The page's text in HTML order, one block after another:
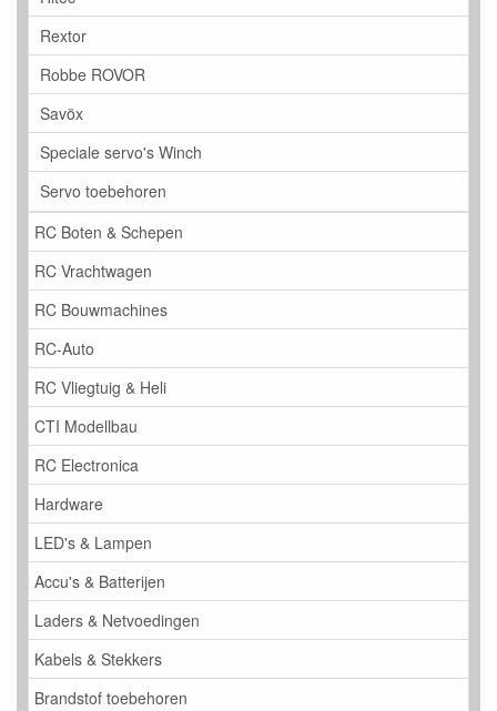
Rextor
Robbe ROVOR
Savöx
Speciale servo's Winch
Servo toebehoren
RC Boten & Schepen
RC Vrachtwagen
RC Bouwmachines
RC-Auto
RC Vliegtuig & Heli
CTI Modellbau
RC Electronica
Hardware
LED's & Lampen
Accu's & Batterijen
Laders & Netvoedingen
Kabels & Stekkers
Brandstof toebehoren